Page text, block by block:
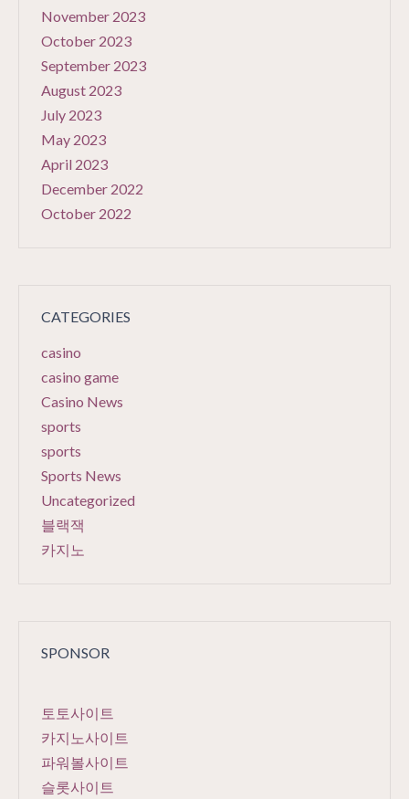
November 2023
October 2023
September 2023
August 2023
July 2023
May 2023
April 2023
December 2022
October 2022
CATEGORIES
casino
casino game
Casino News
sports
sports
Sports News
Uncategorized
블랙잭
카지노
SPONSOR
토토사이트
카지노사이트
파워볼사이트
슬롯사이트